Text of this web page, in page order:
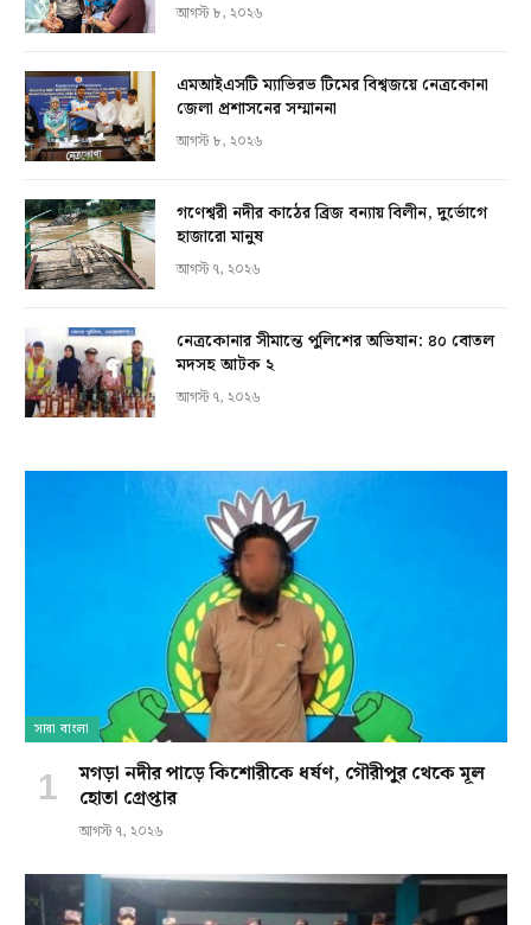
আগস্ট ৮, ২০২৬
এমআইএসটি ম্যাভিরভ টিমের বিশ্বজয়ে নেত্রকোনা
জেলা প্রশাসনের সম্মাননা
আগস্ট ৮, ২০২৬
গণেশ্বরী নদীর কাঠের ব্রিজ বন্যায় বিলীন, দুর্ভোগে
হাজারো মানুষ
আগস্ট ৭, ২০২৬
নেত্রকোনার সীমান্তে পুলিশের অভিযান: ৪০ বোতল
মদসহ আটক ২
আগস্ট ৭, ২০২৬
সারা বাংলা
মগড়া নদীর পাড়ে কিশোরীকে ধর্ষণ, গৌরীপুর থেকে মূল
হোতা গ্রেপ্তার
আগস্ট ৭, ২০২৬